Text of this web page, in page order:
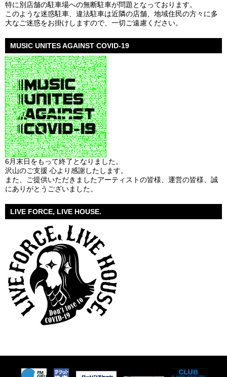
特に別店舗の駐車場への無断駐車が問題となっております。
このような迷惑駐車、違法駐車は近隣の店舗、地域住民の方々に多
大なご迷惑をお掛けしますので、一切ご遠慮ください。
MUSIC UNITES AGAINST COVID-19
6月末日をもって終了となりました。
沢山のご支援 心より感謝したします。
また、ご提供いただきましたアーティストの皆様、運営の皆様、誠
にありがとうございました。
LIVE FORCE, LIVE HOUSE.